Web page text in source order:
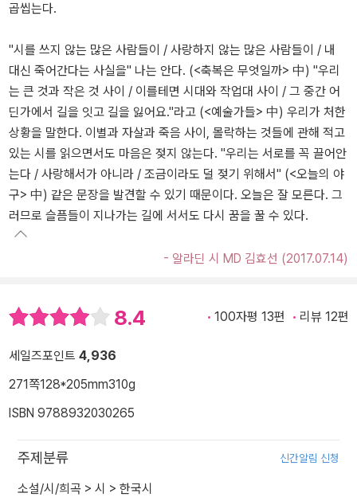
곱씹는다.
"시를 쓰지 않는 많은 사람들이 / 사랑하지 않는 많은 사람들이 / 내
대신 죽어간다는 사실을" 나는 안다. (<축복은 무엇일까> 中) "우리
는 큰 것과 작은 것 사이 / 이를테면 시대와 작업대 사이 / 그 중간 어
딘가에서 길을 잇고 길을 잃어요."라고 (<예술가들> 中) 우리가 처한
상황을 말한다. 이별과 자살과 죽음 사이, 몰락하는 것들에 관해 적고
있는 시를 읽으면서도 마음은 젖지 않는다. "우리는 서로를 꼭 끌어안
는다 / 사랑해서가 아니라 / 조금이라도 덜 젖기 위해서" (<오늘의 야
구> 中) 같은 문장을 발견할 수 있기 때문이다. 오늘은 잘 모른다. 그
러므로 슬픔들이 지나가는 길에 서서도 다시 꿈을 꿀 수 있다.
- 알라딘 시 MD 김효선 (2017.07.14)
8.4 100자평 13편 리뷰 12편
세일즈포인트 4,936
271쪽128*205mm310g
ISBN 9788932030265
주제분류 신간알림 신청
소설/시/희곡 > 시 > 한국시